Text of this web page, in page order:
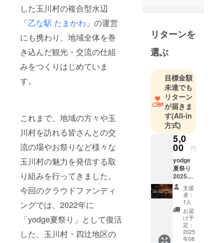
した玉川村の複合型水辺
「乙な駅 たまかわ 」の運営
にも携わり、地域全体を巻
き込んだ観光・交流の仕組
みをつくりはじめていま
す。
これまで、地域の方々や玉
川村を訪れる皆さんとの交
流の場やお祭りなど様々な
玉川村の魅力を発信する取
り組みを行ってきました。
今回のクラウドファンディ
ングでは、2022年に
「yodge夏祭り」として復活
した、玉川村・四辻地区の
リターンを
選ぶ
目標金額
未達でも
リターン
が届きま
す(All-in
方式)
5,0
00 円
yodge
夏祭り
2025を
応援！
ご支援
者様の
応援の
気持ち
をお願
いしま
す。 感
支援
者：
1人
お届
け予
定：
2025
年08